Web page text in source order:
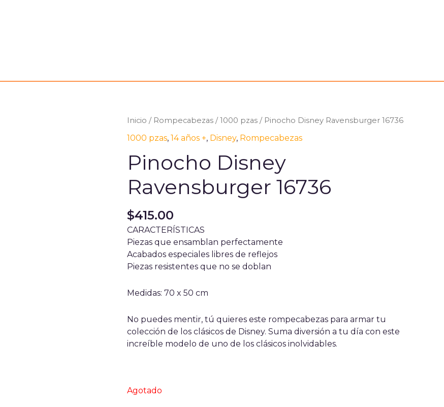
Inicio / Rompecabezas /1000 pzas / Pinocho Disney Ravensburger 16736
1000 pzas, 14 años +, Disney, Rompecabezas
Pinocho Disney
Ravensburger 16736
$415.00
CARACTERÍSTICAS
Piezas que ensamblan perfectamente
Acabados especiales libres de reflejos
Piezas resistentes que no se doblan
Medidas: 70 x 50 cm
No puedes mentir, tú quieres este rompecabezas para armar tu
colección de los clásicos de Disney. Suma diversión a tu día con este
increíble modelo de uno de los clásicos inolvidables.
Agotado